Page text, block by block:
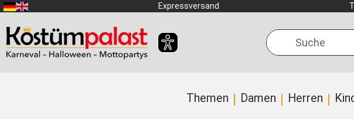
Zum Hauptinhalt springen Expressversand
Suche
Themen Damen Herren